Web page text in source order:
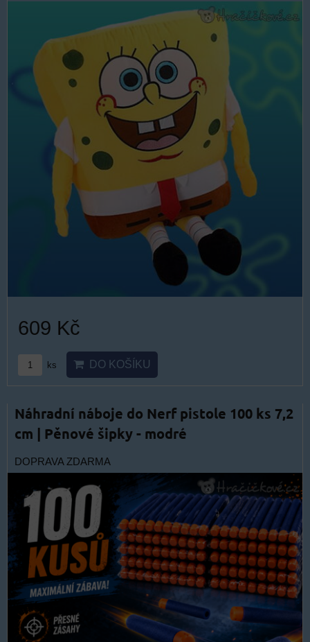
609 Kč
ks DO KOŠÍKU
Náhradní náboje do Nerf pistole 100 ks 7,2
cm | Pěnové šipky - modré
DOPRAVA ZDARMA